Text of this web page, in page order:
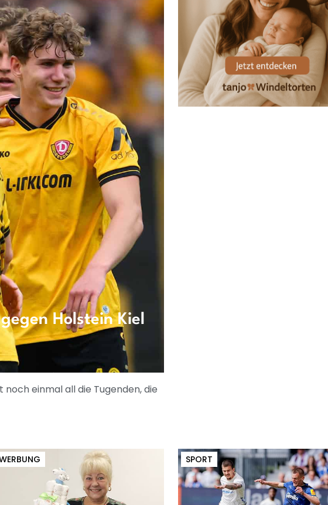
Holstein Kiel
einmal all die Tugenden, die
SPORT